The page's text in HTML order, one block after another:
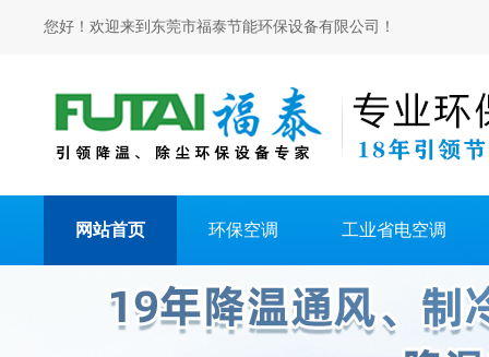
您好！欢迎来到东莞市福泰节能环保设备有限公司！
网站首页 环保空调 工业省电空调